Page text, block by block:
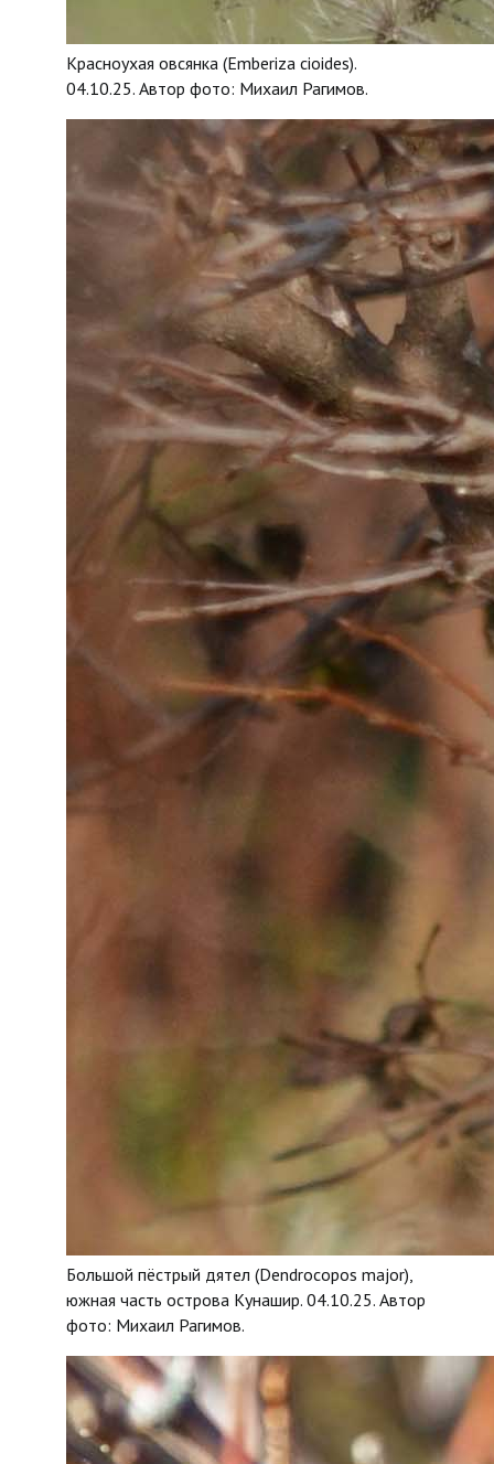
Красноухая овсянка (Emberiza cioides).
04.10.25. Автор фото: Михаил Рагимов.
Большой пёстрый дятел (Dendrocopos major),
южная часть острова Кунашир. 04.10.25. Автор
фото: Михаил Рагимов.